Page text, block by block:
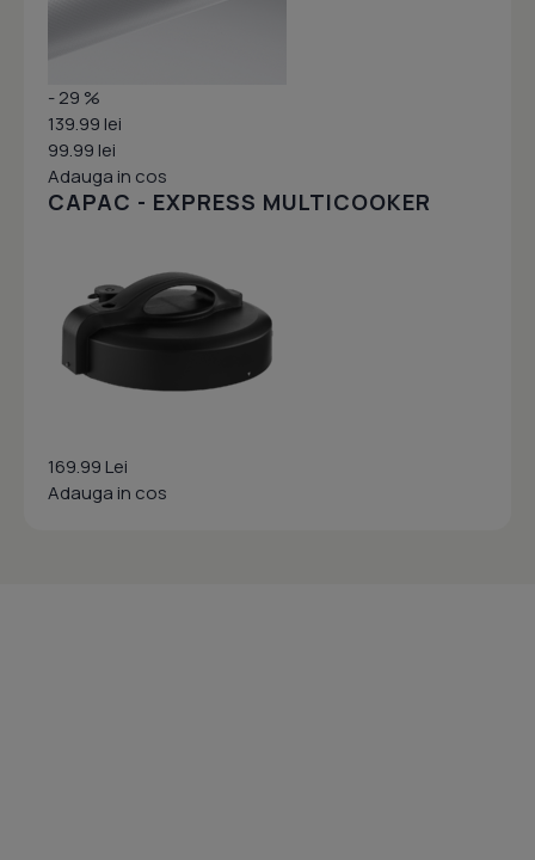
- 29 %
139.99 lei
99.99 lei
Adauga in cos
CAPAC - EXPRESS MULTICOOKER
169.99 Lei
Adauga in cos